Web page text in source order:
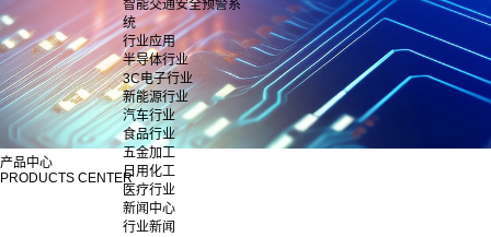
智能交通安全预警系
统
行业应用
半导体行业
3C电子行业
新能源行业
汽车行业
食品行业
五金加工
日用化工
医疗行业
新闻中心
行业新闻
产品中心
PRODUCTS CENTER